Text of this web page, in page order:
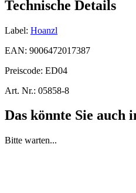
Technische Details
Label: Hoanzl
EAN: 9006472017387
Preiscode: ED04
Art. Nr.: 05858-8
Das könnte Sie auch
Bitte warten...